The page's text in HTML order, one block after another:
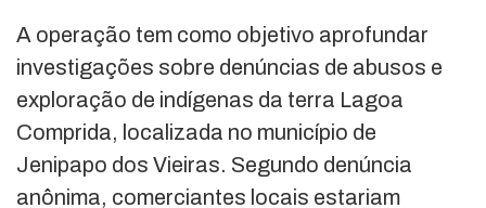
A operação tem como objetivo aprofundar
investigações sobre denúncias de abusos e
exploração de indígenas da terra Lagoa
Comprida, localizada no município de
Jenipapo dos Vieiras. Segundo denúncia
anônima, comerciantes locais estariam